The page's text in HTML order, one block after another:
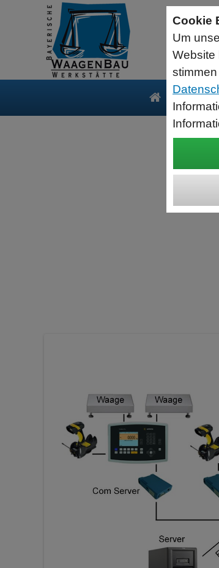
Sartorius Feuchtebestimmer MA35
jetzt zum Aktionspreis
Der MA35 ist das Einsteigermodell zur schnellen
zuverlässigen Bestimmung der Materialfeuchte
und fester Substanzen mit dem Verfahren der
Wägebereich: 35 g, Ablesbarkeit: 1 mg
Cookie
Um
Website